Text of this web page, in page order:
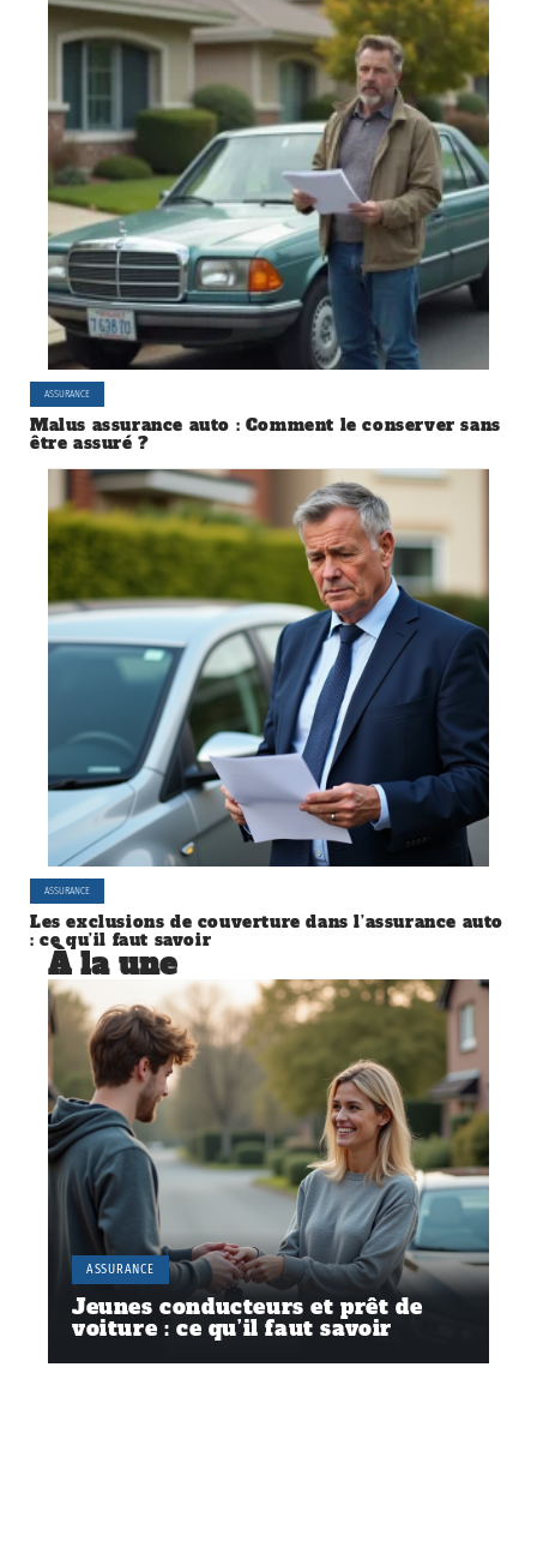
ASSURANCE
Malus assurance auto : Comment le conserver sans
être assuré ?
ASSURANCE
Les exclusions de couverture dans l’assurance auto
: ce qu’il faut savoir
À la une
ASSURANCE
Jeunes conducteurs et prêt de
voiture : ce qu’il faut savoir